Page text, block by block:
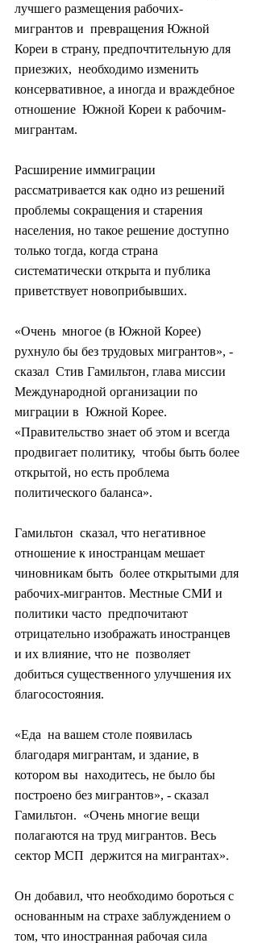
лучшего размещения рабочих-
мигрантов и  превращения Южной
Кореи в страну, предпочтительную для
приезжих,  необходимо изменить
консервативное, а иногда и враждебное
отношение  Южной Кореи к рабочим-
мигрантам.
Расширение иммиграции
рассматривается как одно из решений
проблемы сокращения и старения
населения, но такое решение доступно
только тогда, когда страна
систематически открыта и публика
приветствует новоприбывших.
«Очень  многое (в Южной Корее)
рухнуло бы без трудовых мигрантов», -
сказал  Стив Гамильтон, глава миссии
Международной организации по
миграции в  Южной Корее.
«Правительство знает об этом и всегда
продвигает политику,  чтобы быть более
открытой, но есть проблема
политического баланса».
Гамильтон  сказал, что негативное
отношение к иностранцам мешает
чиновникам быть  более открытыми для
рабочих-мигрантов. Местные СМИ и
политики часто  предпочитают
отрицательно изображать иностранцев
и их влияние, что не  позволяет
добиться существенного улучшения их
благосостояния.
«Еда  на вашем столе появилась
благодаря мигрантам, и здание, в
котором вы  находитесь, не было бы
построено без мигрантов», - сказал
Гамильтон.  «Очень многие вещи
полагаются на труд мигрантов. Весь
сектор МСП  держится на мигрантах».
Он добавил, что необходимо бороться с
основанным на страхе заблуждением о
том, что иностранная рабочая сила